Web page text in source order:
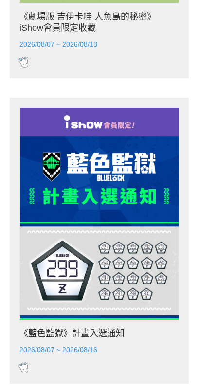
《劇場版 吉伊卡哇 人魚島的秘密》
iShow會員限定收藏
2026/08/07 ~ 2026/08/13
《藍色監獄》計畫入選通知
2026/08/07 ~ 2026/08/16